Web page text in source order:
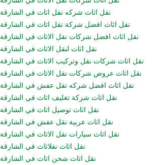
نقل اثاث شركه نقل اثاث في الشارقة
نقل اثاث افضل شركة نقل اثاث في الشارقة
نقل اثاث افضل شركات نقل الاثاث في الشارقة
نقل اثاث لنقل الاثاث في الشارقة
نقل اثاث شركات نقل وتركيب الاثاث في الشارقة
نقل اثاث عروض شركات نقل الاثاث في الشارقة
نقل اثاث افضل شركه نقل عفش في الشارقة
نقل اثاث شركة تغليف اثاث في الشارقة
نقل اثاث توصيل اثاث في الشارقة
نقل اثاث عربية نقل عفش في الشارقة
نقل اثاث سيارات نقل الاثاث في الشارقة
نقل اثاث نقلاثاث في الشارقة
نقل اثاث شحن اثاث في الشارقة